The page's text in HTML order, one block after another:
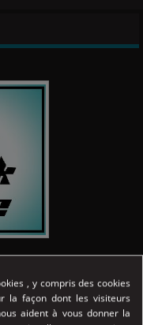
, y compris des cookies
la façon dont les visiteurs
aident à vous donner la